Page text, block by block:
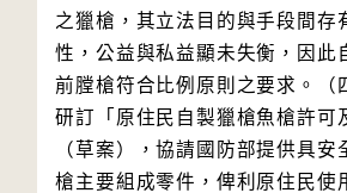
之獵槍，其立法目的與手段間存
性，公益與私益顯未失衡，因此
前膛槍符合比例原則之要求。（
研訂「原住民自製獵槍魚槍許可
（草案），協請國防部提供具安
槍主要組成零件，俾利原住民使